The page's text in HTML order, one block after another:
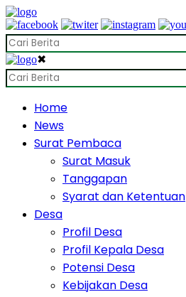
✖
Home
News
Surat Pembaca
Surat Masuk
Tanggapan
Syarat dan Ketentuan
Desa
Profil Desa
Profil Kepala Desa
Potensi Desa
Kebijakan Desa